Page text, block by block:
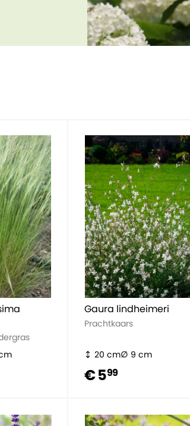
Gaura lindheimeri
Prachtkaars
20 cm 9 cm
€ 599